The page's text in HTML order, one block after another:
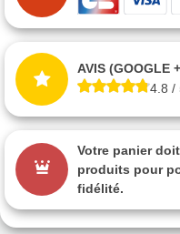
AVIS (GOOGLE
4.8 /
Votre panier
produits pour
fidélité.